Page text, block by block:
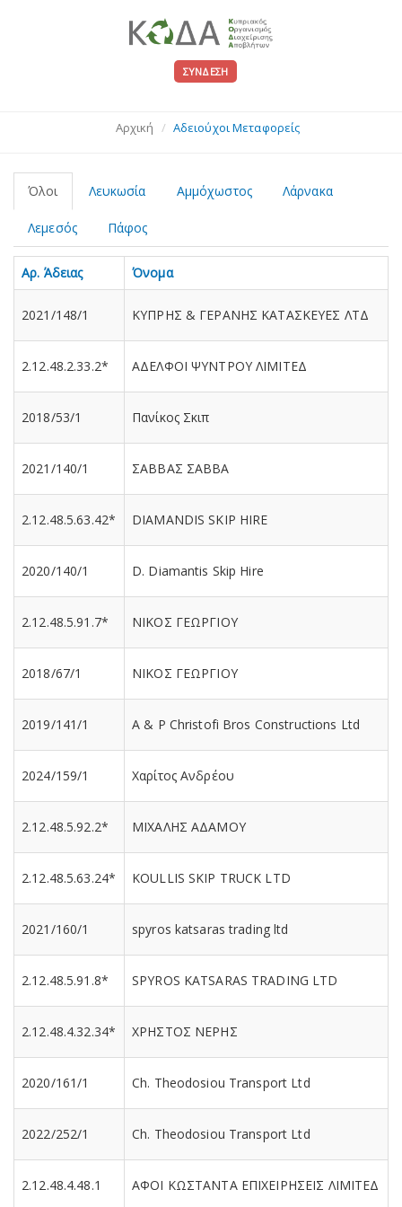
ΣΎΝΔΕΣΗ
Αρχική Αδειούχοι Μεταφορείς
Όλοι Λευκωσία Αμμόχωστος Λάρνακα
Λεμεσός Πάφος
Αρ. Άδειας Όνομα
2021/148/1 ΚΥΠΡΗΣ & ΓΕΡΑΝΗΣ ΚΑΤΑΣΚΕΥΕΣ ΛΤΔ
2.12.48.2.33.2* ΑΔΕΛΦΟΙ ΨΥΝΤΡΟΥ ΛΙΜΙΤΕΔ
2018/53/1 Πανίκος Σκιπ
2021/140/1 ΣΑΒΒΑΣ ΣΑΒΒΑ
2.12.48.5.63.42* DIAMANDIS SKIP HIRE
2020/140/1 D. Diamantis Skip Hire
2.12.48.5.91.7* ΝΙΚΟΣ ΓΕΩΡΓΙΟΥ
2018/67/1 ΝΙΚΟΣ ΓΕΩΡΓΙΟΥ
2019/141/1 A & P Christofi Bros Constructions Ltd
2024/159/1 Χαρίτος Ανδρέου
2.12.48.5.92.2* ΜΙΧΑΛΗΣ ΑΔΑΜΟΥ
2.12.48.5.63.24* KOULLIS SKIP TRUCK LTD
2021/160/1 spyros katsaras trading ltd
2.12.48.5.91.8* SPYROS KATSARAS TRADING LTD
2.12.48.4.32.34* ΧΡΗΣΤΟΣ ΝΕΡΗΣ
2020/161/1 Ch. Theodosiou Transport Ltd
2022/252/1 Ch. Theodosiou Transport Ltd
2.12.48.4.48.1 ΑΦΟΙ ΚΩΣΤΑΝΤΑ ΕΠΙΧΕΙΡΗΣΕΙΣ ΛΙΜΙΤΕΔ